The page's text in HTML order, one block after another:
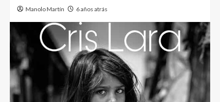
Manolo Martín 6 años atrás